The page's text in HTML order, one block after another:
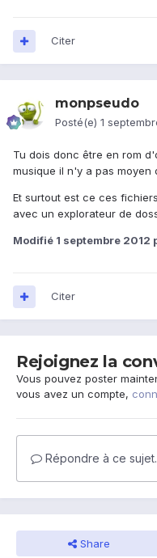
Citer
monpseudo
Posté(e) 1
Tu dois donc être en rom
musique il n'y a pas
Et surtout est ce ces
avec un explorateur de
Modifié 1 septembre 2012
Citer
Rejoignez la
Vous pouvez poster
vous avez un compte,
Répondre à ce
Share